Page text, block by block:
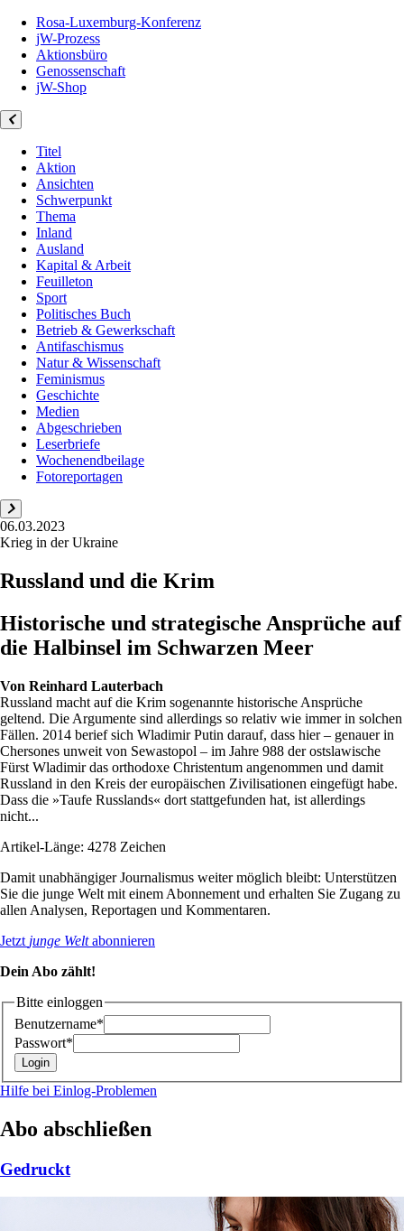
Rosa-Luxemburg-Konferenz
jW-Prozess
Aktionsbüro
Genossenschaft
jW-Shop
Titel
Aktion
Ansichten
Schwerpunkt
Thema
Inland
Ausland
Kapital & Arbeit
Feuilleton
Sport
Politisches Buch
Betrieb & Gewerkschaft
Antifaschismus
Natur & Wissenschaft
Feminismus
Geschichte
Medien
Abgeschrieben
Leserbriefe
Wochenendbeilage
Fotoreportagen
06.03.2023
Krieg in der Ukraine
Russland und die Krim
Historische und strategische Ansprüche auf
die Halbinsel im Schwarzen Meer
Von Reinhard Lauterbach
Russland macht auf die Krim sogenannte historische Ansprüche
geltend. Die Argumente sind allerdings so relativ wie immer in solchen
Fällen. 2014 berief sich Wladimir Putin darauf, dass hier – genauer in
Chersones unweit von Sewastopol – im Jahre 988 der ostslawische
Fürst Wladimir das orthodoxe Christentum angenommen und damit
Russland in den Kreis der europäischen Zivilisationen eingefügt habe.
Dass die »Taufe Russlands« dort stattgefunden hat, ist allerdings
nicht...
Artikel-Länge: 4278 Zeichen
Damit unabhängiger Journalismus weiter möglich bleibt: Unterstützen
Sie die junge Welt mit einem Abonnement und erhalten Sie Zugang zu
allen Analysen, Reportagen und Kommentaren.
Jetzt junge Weltabonnieren
Dein Abo zählt!
Bitte einloggen
Benutzername*
Passwort*
Hilfe bei Einlog-Problemen
Abo abschließen
Gedruckt